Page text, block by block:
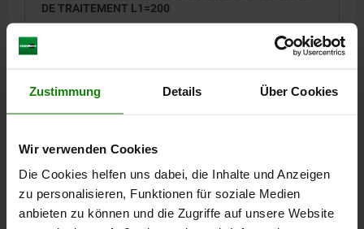
Zustimmung Details Über Cookies
Wir verwenden Cookies
Die Cookies helfen uns dabei, die Inhalte und Anzeigen
zu personalisieren, Funktionen für soziale Medien
anbieten zu können und die Zugriffe auf unsere Website
DE TRAITEMENT L1=200
POUR VIS =M16/M18
hors TVA
DÉTAILS